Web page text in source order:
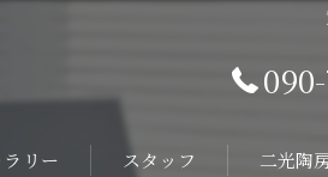
リー スタッフ 二光陶